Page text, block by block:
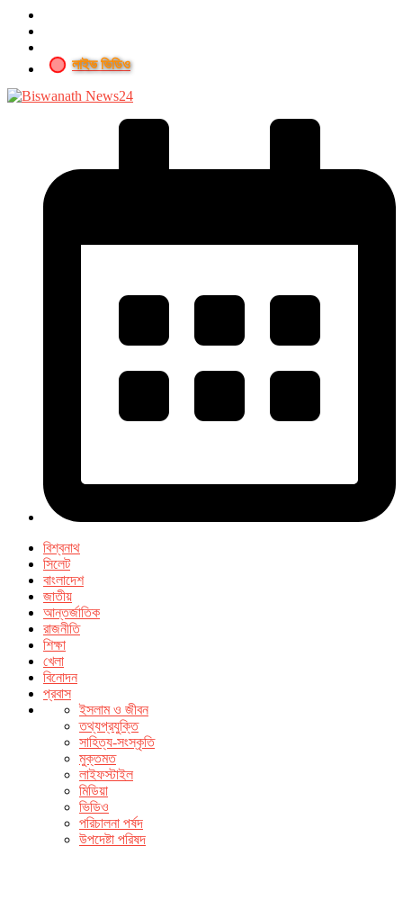
লাইভ ভিডিও
বিশ্বনাথ
সিলেট
বাংলাদেশ
জাতীয়
আন্তর্জাতিক
রাজনীতি
শিক্ষা
খেলা
বিনোদন
প্রবাস
ইসলাম ও জীবন
তথ্যপ্রযুক্তি
সাহিত্য-সংস্কৃতি
মুক্তমত
লাইফস্টাইল
মিডিয়া
ভিডিও
পরিচালনা পর্ষদ
উপদেষ্টা পরিষদ